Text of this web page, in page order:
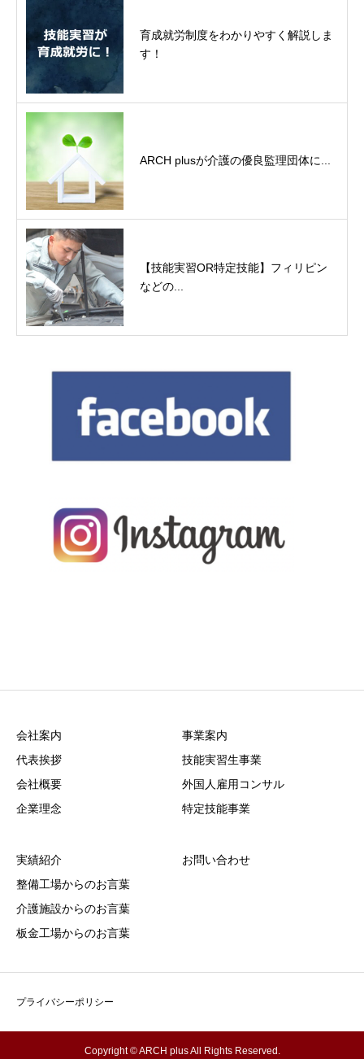
育成就労制度をわかりやすく解説しま
す！
ARCH plusが介護の優良監理団体に...
【技能実習OR特定技能】フィリピン
などの...
会社案内
代表挨拶
会社概要
企業理念
事業案内
技能実習生事業
外国人雇用コンサル
特定技能事業
実績紹介
整備工場からのお言葉
介護施設からのお言葉
板金工場からのお言葉
お問い合わせ
プライバシーポリシー
Copyright © ARCH plus All Rights Reserved.